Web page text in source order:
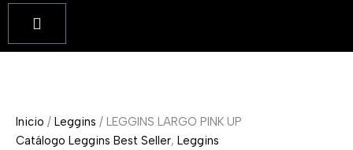
Cart
Inicio / Leggins / LEGGINS LARGO PINK UP
Catálogo Leggins Best Seller, Leggins